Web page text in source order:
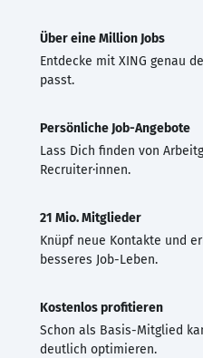
Über eine Million Jobs
Entdecke mit XING genau
passt.
Persönliche Job-Angebote
Lass Dich finden von
Recruiter·innen.
21 Mio. Mitglieder
Knüpf neue Kontakte und
besseres Job-Leben.
Kostenlos profitieren
Schon als Basis-Mitglied
deutlich optimieren.